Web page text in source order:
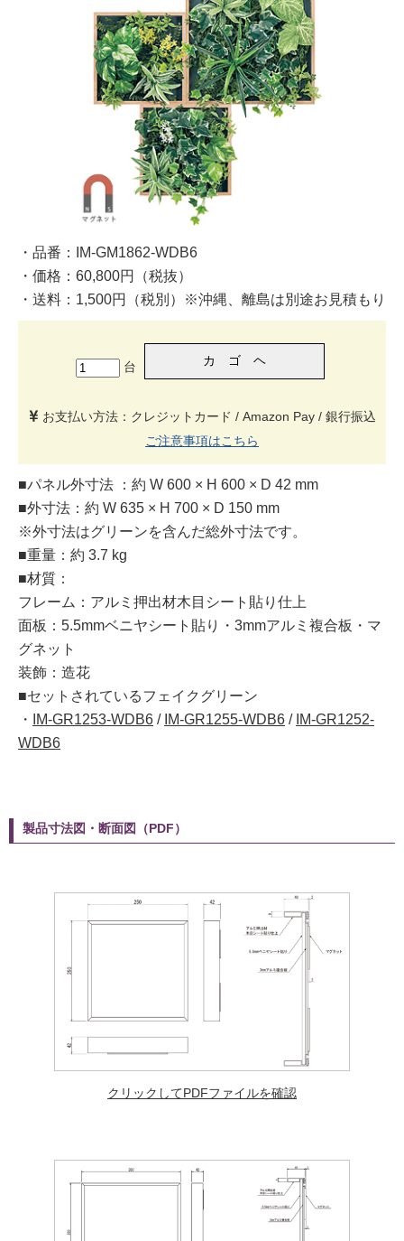
・品番：IM-GM1862-WDB6
・価格：60,800円（税抜）
・送料：1,500円（税別）※沖縄、離島は別途お見積もり
台
お支払い方法：クレジットカード / Amazon Pay / 銀行振込
ご注意事項はこちら
■パネル外寸法 ：約 W 600 × H 600 × D 42 mm
■外寸法：約 W 635 × H 700 × D 150 mm
※外寸法はグリーンを含んだ総外寸法です。
■重量：約 3.7 kg
■材質：
フレーム：アルミ押出材木目シート貼り仕上
面板：5.5mmベニヤシート貼り・3mmアルミ複合板・マ
グネット
装飾：造花
■セットされているフェイクグリーン
・
IM-GR1253-WDB6 / IM-GR1255-WDB6 / IM-GR1252-
WDB6
製品寸法図・断面図（PDF）
クリックしてPDFファイルを確認